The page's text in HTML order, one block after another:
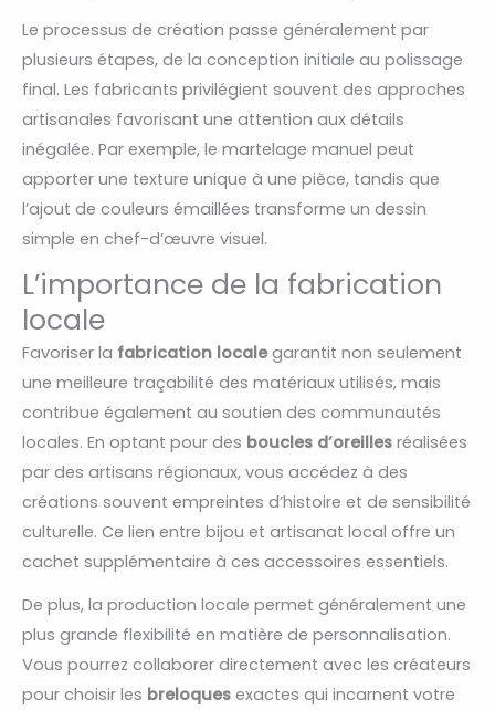
Le processus de création passe généralement par
plusieurs étapes, de la conception initiale au polissage
final. Les fabricants privilégient souvent des approches
artisanales favorisant une attention aux détails
inégalée. Par exemple, le martelage manuel peut
apporter une texture unique à une pièce, tandis que
l’ajout de couleurs émaillées transforme un dessin
simple en chef-d’œuvre visuel.
L’importance de la fabrication
locale
Favoriser la fabrication localegarantit non seulement
une meilleure traçabilité des matériaux utilisés, mais
contribue également au soutien des communautés
locales. En optant pour des boucles d’oreilles réalisées
par des artisans régionaux, vous accédez à des
créations souvent empreintes d’histoire et de sensibilité
culturelle. Ce lien entre bijou et artisanat local offre un
cachet supplémentaire à ces accessoires essentiels.
De plus, la production locale permet généralement une
plus grande flexibilité en matière de personnalisation.
Vous pourrez collaborer directement avec les créateurs
pour choisir les breloques exactes qui incarnent votre